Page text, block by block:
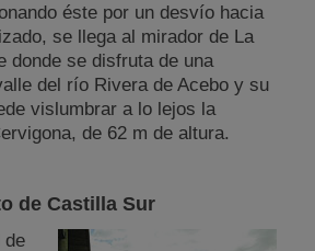
éste por un desvío hacia
se llega al mirador de La
donde se disfruta de una
del río Rivera de Acebo y su
vislumbrar a lo lejos la
de 62 m de altura.
de Castilla Sur
de